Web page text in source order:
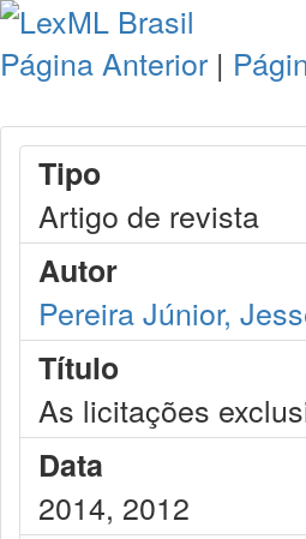
Página Anterior |
Tipo
Artigo de revista
Autor
Pereira Júnior,
Título
As licitações
Data
2014, 2012